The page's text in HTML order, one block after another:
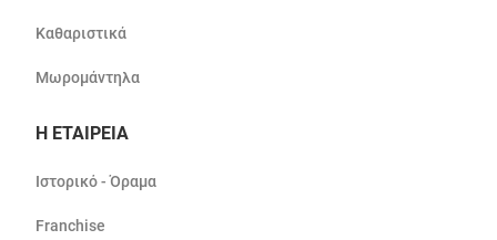
Καθαριστικά
Μωρομάντηλα
Η ΕΤΑΙΡΕΙΑ
Ιστορικό - Όραμα
Franchise